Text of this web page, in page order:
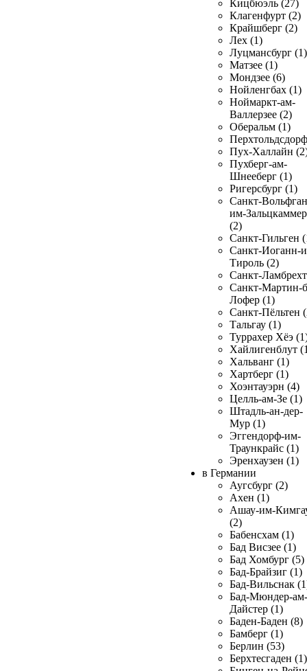
Кицбюэль (27)
Клагенфурт (2)
Крайшберг (2)
Лех (1)
Луцмансбург (1)
Матзее (1)
Мондзее (6)
Нойленгбах (1)
Ноймаркт-ам-
Валлерзее (2)
Оберальм (1)
Пух-Халлайн
Пухберг-ам-
Шнееберг (1)
Ригерсбург (1)
Санкт-
им-
(2)
Санкт-Гильген
Санкт-Иоганн-
Тироль (2)
Санкт-
Санкт-Мартин-
Лофер (1)
Санкт-Пёльтен
Тальгау (1)
Туррахер Хёэ
Хайлигенблут
Хальванг (1)
Хартберг (1)
Хоэнтауэрн (4)
Целль-ам-Зе (1)
Штадль-ан-дер-
Мур (1)
Эггендорф-им-
Траункрайс (1)
Эренхаузен (1)
в Германии
Аугсбург (2)
Ахен (1)
Ашау-им-
(2)
Бабенсхам (1)
Бад Висзее (1)
Бад Хомбург (5)
Бад-Брайзиг (1)
Бад-Вильснак
Бад-Мюндер-ам-
Дайстер (1)
Баден-Баден (8)
Бамберг (1)
Берлин (53)
Берхтесгаден (1)